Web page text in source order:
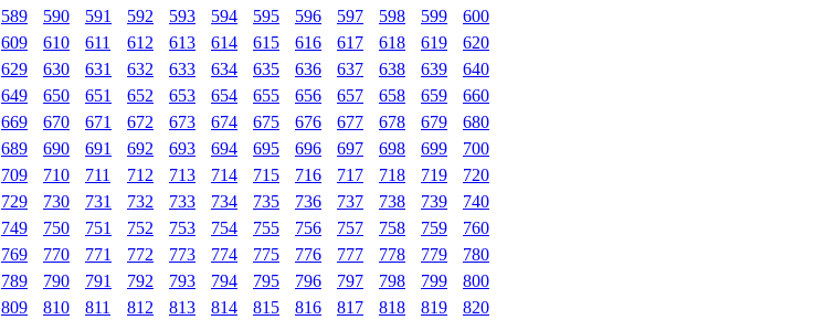
589 590 591 592 593 594 595 596 597 598 599
600
609 610 611 612 613 614 615 616 617 618 619
620
629 630 631 632 633 634 635 636 637 638 639
640
649 650 651 652 653 654 655 656 657 658 659
660
669 670 671 672 673 674 675 676 677 678 679
680
689 690 691 692 693 694 695 696 697 698 699
700
709 710 711 712 713 714 715 716 717 718 719
720
729 730 731 732 733 734 735 736 737 738 739
740
749 750 751 752 753 754 755 756 757 758 759
760
769 770 771 772 773 774 775 776 777 778 779
780
789 790 791 792 793 794 795 796 797 798 799
800
809 810 811 812 813 814 815 816 817 818 819
820